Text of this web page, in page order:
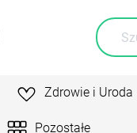
Zdrowie i Uroda
Pozostałe